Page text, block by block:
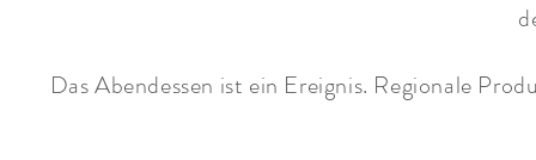
Das Abendessen ist ein Ereignis. Regionale